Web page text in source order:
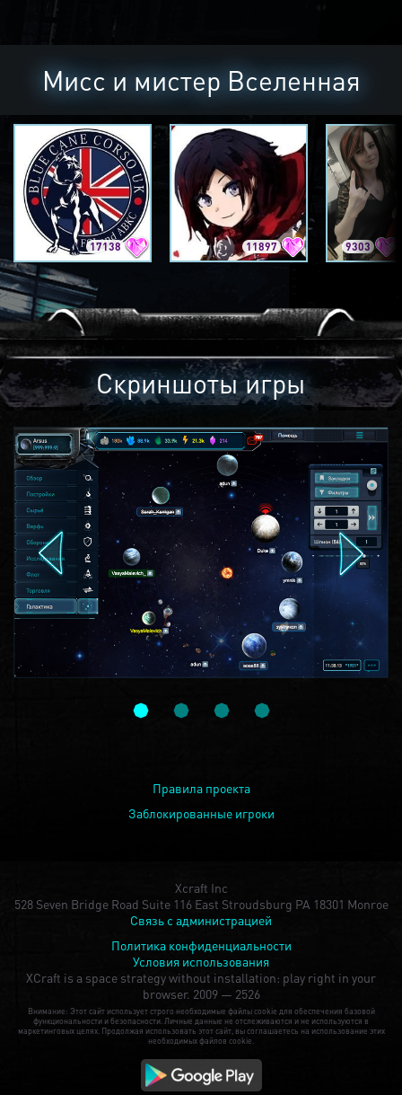
Мисс и мистер Вселенная
17138 11897 9303
Скриншоты игры
Правила проекта
Заблокированные игроки
Xcraft Inc
528 Seven Bridge Road Suite 116 East Stroudsburg PA 18301 Monroe
Связь с администрацией
Политика конфиденциальности
Условия использования
XCraft is a space strategy without installation: play right in your
browser. 2009 — 2526
Внимание: Этот сайт использует строго необходимые файлы cookie для обеспечения базовой
функциональности и безопасности. Личные данные не отслеживаются и не используются в
маркетинговых целях. Продолжая использовать этот сайт, вы соглашаетесь на использование этих
необходимых файлов cookie.